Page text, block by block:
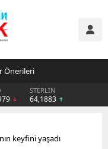
Önerileri
STERLİN
64,1883
keyfini yaşadı